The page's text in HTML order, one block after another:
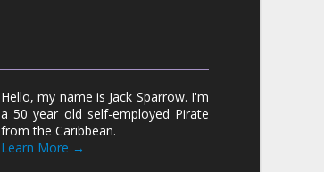
Hello, my name is Jack Sparrow. I'm
a 50 year old self-employed Pirate
from the Caribbean.
Learn More →